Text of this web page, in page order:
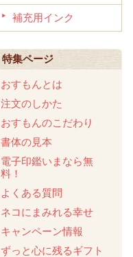
補充用インク
特集ページ
おすもんとは
注文のしかた
おすもんのこだわり
書体の見本
電子印鑑いまなら無
料！
よくある質問
ネコにまみれる幸せ
キャンペーン情報
ずっと心に残るギフト